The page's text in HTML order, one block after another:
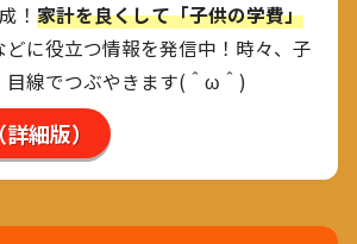
！ 家計を良くして「子供の学費」
どに役立つ情報を発信中！時々、子
目線でつぶやきます(＾ω＾)
細版）